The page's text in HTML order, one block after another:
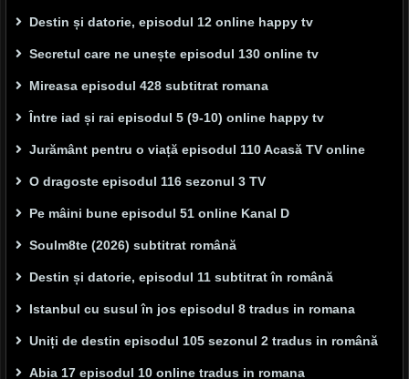
Destin și datorie, episodul 12 online happy tv
Secretul care ne unește episodul 130 online tv
Mireasa episodul 428 subtitrat romana
Între iad și rai episodul 5 (9-10) online happy tv
Jurământ pentru o viață episodul 110 Acasă TV online
O dragoste episodul 116 sezonul 3 TV
Pe mâini bune episodul 51 online Kanal D
Soulm8te (2026) subtitrat română
Destin și datorie, episodul 11 subtitrat în română
Istanbul cu susul în jos episodul 8 tradus in romana
Uniți de destin episodul 105 sezonul 2 tradus in română
Abia 17 episodul 10 online tradus in romana